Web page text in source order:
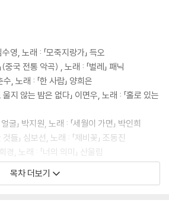
영, 노래 : 「모죽지랑가」 득오
중국 전통 악곡) , 노래 : 「벌레」 패닉
, 노래 : 「한 사람」 양희은
지 않는 밤은 없다」 이면우, 노래 : 「홀로 있는
굴」 박지원, 노래 : 「세월이 가면」 박인희
들」 심보선, 노래 : 「제비꽃」 조동진
경, 노래 : 「너의 의미」 산울림
밤」 최치원 , 노래 : 「Lonely night」 권진아
하종오, 노래 : 「야생마」 이문세
목차 더보기